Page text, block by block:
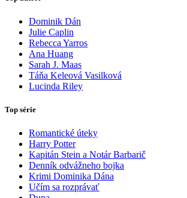
Dominik Dán
Julie Caplin
Rebecca Yarros
Ana Huang
Sarah J. Maas
Táňa Keleová Vasilková
Lucinda Riley
Top série
Romantické úteky
Harry Potter
Kapitán Stein a Notár Barbarič
Denník odvážneho bojka
Krimi Dominika Dána
Učím sa rozprávať